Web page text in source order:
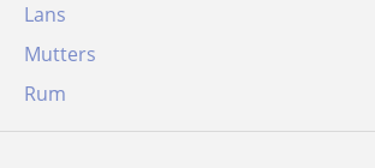
Lans
Mutters
Rum